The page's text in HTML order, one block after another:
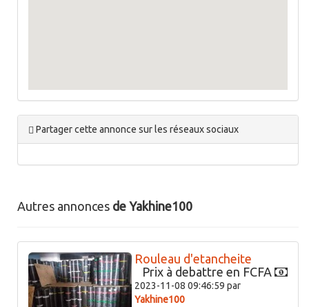
Partager cette annonce sur les réseaux sociaux
Autres annonces de Yakhine100
Rouleau d'etancheite
Prix à debattre en FCFA
2023-11-08 09:46:59 par
Yakhine100